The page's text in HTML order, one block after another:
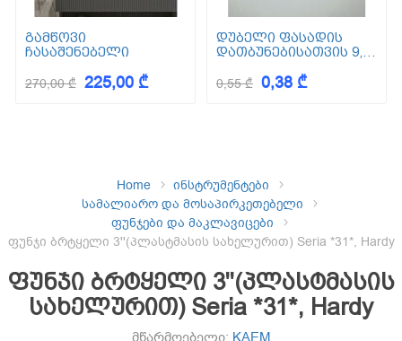
გამწოვი
ჩასაშენებელი
270,00 ₾ 225,00 ₾
დუბელი ფასადის
დათბუნებისათვის 9,5
0,55 ₾ 0,38 ₾
Home
ინსტრუმენტები
სამალიარო და მოსაპირკეთებელი
ფუნჯები და მაკლავიცები
ფუნჯი ბრტყელი 3''(პლასტმასის სახელურით) Seria *31*, Hardy
ფუნჯი ბრტყელი 3''(პლასტმასის
სახელურით) Seria *31*, Hardy
მწარმოებელი: KAEM